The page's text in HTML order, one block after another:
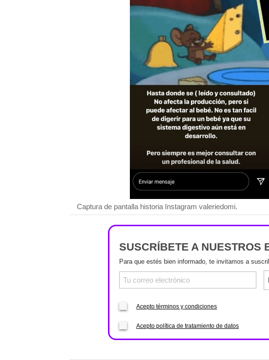
Captura de pantalla historia Instagram valeriedomi.
SUSCRÍBETE A NUESTROS
Para que estés bien informado, te invitamos a
Acepto términos y condiciones
Acepto política de tratamiento de datos